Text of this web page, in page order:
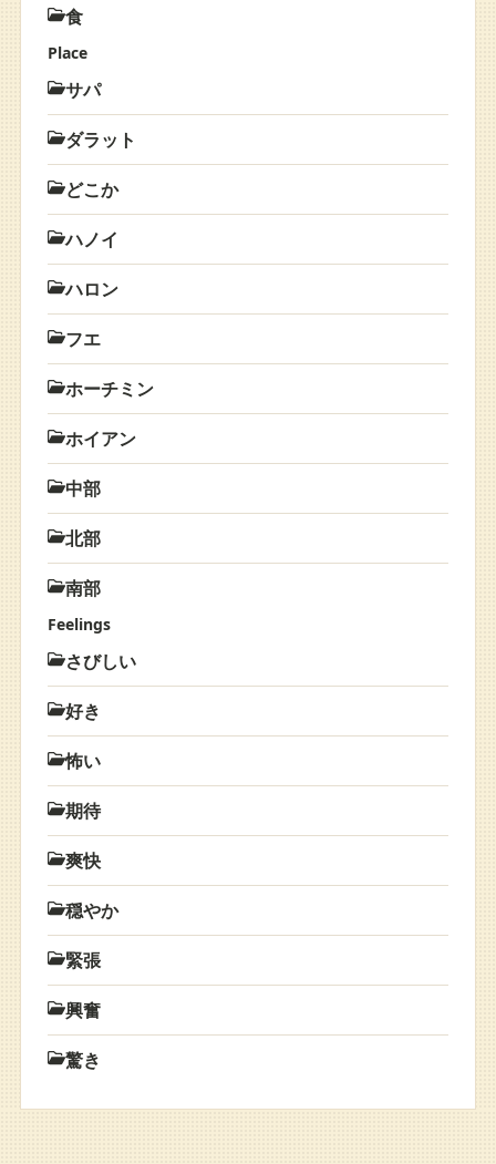
食
Place
サパ
ダラット
どこか
ハノイ
ハロン
フエ
ホーチミン
ホイアン
中部
北部
南部
Feelings
さびしい
好き
怖い
期待
爽快
穏やか
緊張
興奮
驚き